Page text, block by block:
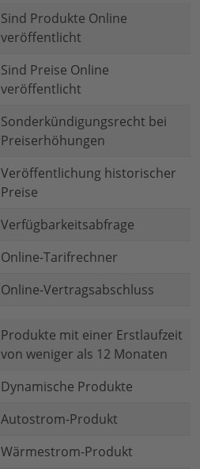
Sind Produkte Online
veröffentlicht
Sind Preise Online
veröffentlicht
Sonderkündigungsrecht bei
Preiserhöhungen
Veröffentlichung historischer
Preise
Verfügbarkeitsabfrage
Online-Tarifrechner
Online-Vertragsabschluss
Produkte mit einer Erstlaufzeit
von weniger als 12 Monaten
Dynamische Produkte
Autostrom-Produkt
Wärmestrom-Produkt